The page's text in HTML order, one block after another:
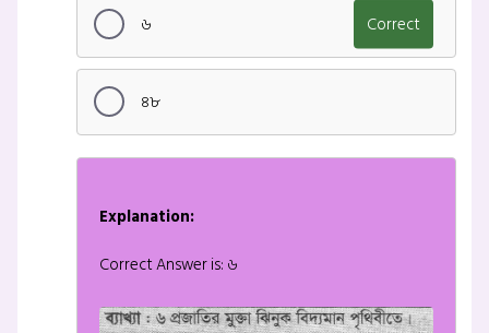
৬ Correct
৪৮
Explanation:
Correct Answer is: ৬